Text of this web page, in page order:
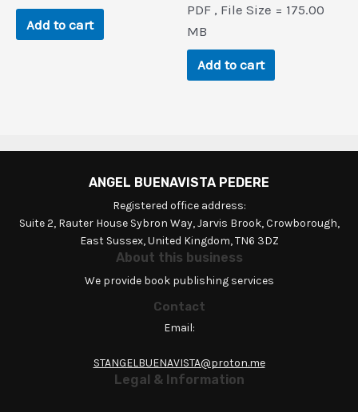
Add to cart
was:is:
PDF , File Size = 175.00
MB
Add to cart
ANGEL BUENAVISTA PEDERE
Registered office address:
Suite 2, Rauter House Sybron Way, Jarvis Brook, Crowborough,
East Sussex, United Kingdom, TN6 3DZ
About this business
We provide book publishing services
Contact
Email:
STANGELBUENAVISTA@proton.me
Legal & Information